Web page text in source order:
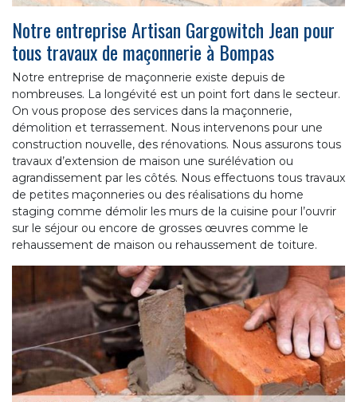
Notre entreprise Artisan Gargowitch Jean pour
tous travaux de maçonnerie à Bompas
Notre entreprise de maçonnerie existe depuis de
nombreuses. La longévité est un point fort dans le secteur.
On vous propose des services dans la maçonnerie,
démolition et terrassement. Nous intervenons pour une
construction nouvelle, des rénovations. Nous assurons tous
travaux d’extension de maison une surélévation ou
agrandissement par les côtés. Nous effectuons tous travaux
de petites maçonneries ou des réalisations du home
staging comme démolir les murs de la cuisine pour l’ouvrir
sur le séjour ou encore de grosses œuvres comme le
rehaussement de maison ou rehaussement de toiture.